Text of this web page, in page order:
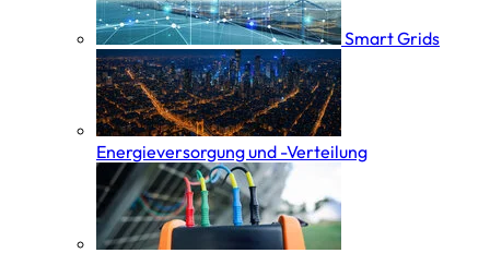
Smart Grids
Energieversorgung und -Verteilung